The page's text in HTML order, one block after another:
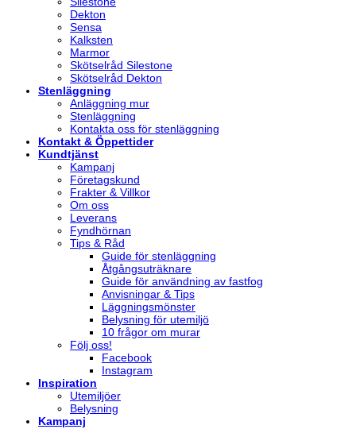
Dekton
Sensa
Kalksten
Marmor
Skötselråd Silestone
Skötselråd Dekton
Stenläggning
Anläggning mur
Stenläggning
Kontakta oss för stenläggning
Kontakt & Öppettider
Kundtjänst
Kampanj
Företagskund
Frakter & Villkor
Om oss
Leverans
Fyndhörnan
Tips & Råd
Guide för stenläggning
Åtgångsuträknare
Guide för användning av fastfog
Anvisningar & Tips
Läggningsmönster
Belysning för utemiljö
10 frågor om murar
Följ oss!
Facebook
Instagram
Inspiration
Utemiljöer
Belysning
Kampanj